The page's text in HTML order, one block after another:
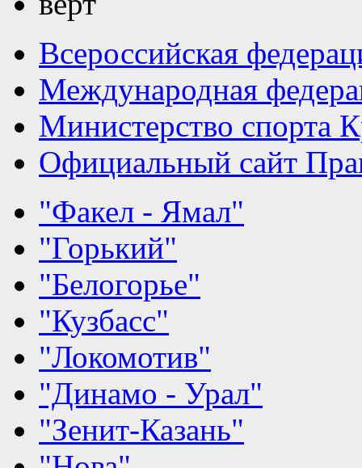
Всероссийская
Международная
Министерство спорта
Официальный сайт
"Факел - Ямал"
"Горький"
"Белогорье"
"Кузбасс"
"Локомотив"
"Динамо - Урал"
"Зенит-Казань"